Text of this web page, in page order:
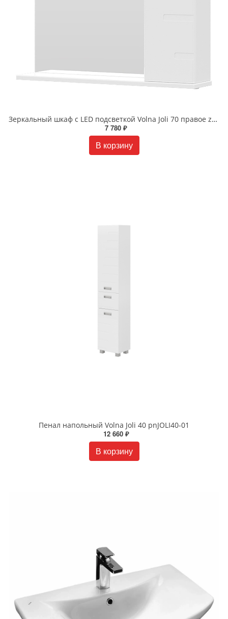
Зеркальный шкаф с LED подсветкой Volna Joli 70 правое zsJOLI70.R-01 белый
7 780 ₽
В корзину
Пенал напольный Volna Joli 40 pnJOLI40-01
12 660 ₽
В корзину